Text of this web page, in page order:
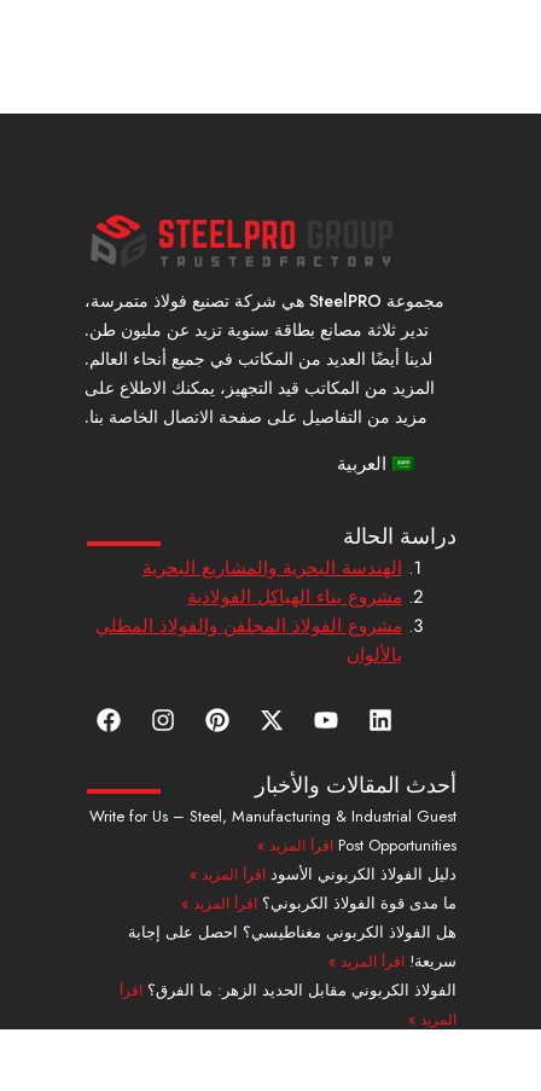
مجموعة SteelPRO هي شركة تصنيع فولاذ متمرسة،
تدير ثلاثة مصانع بطاقة سنوية تزيد عن مليون طن.
لدينا أيضًا العديد من المكاتب في جميع أنحاء العالم.
المزيد من المكاتب قيد التجهيز، يمكنك الاطلاع على
مزيد من التفاصيل على صفحة الاتصال الخاصة بنا.
العربية
دراسة الحالة
الهندسة البحرية والمشاريع البحرية
مشروع بناء الهياكل الفولاذية
مشروع الفولاذ المجلفن والفولاذ المطلي
بالألوان
ل
ي
ك
د
إ
ن
ي
و
ي
و
ب
إ
ك
-
ت
و
ي
ت
ر
ب
ي
ي
ت
ا
ن
ج
ر
ف
ي
و
ك
أحدث المقالات والأخبار
Write for Us – Steel, Manufacturing & Industrial Guest
Post Opportunities اقرأ المزيد »
دليل الفولاذ الكربوني الأسود اقرأ المزيد »
ما مدى قوة الفولاذ الكربوني؟ اقرأ المزيد »
هل الفولاذ الكربوني مغناطيسي؟ احصل على إجابة
سريعة! اقرأ المزيد »
الفولاذ الكربوني مقابل الحديد الزهر: ما الفرق؟ اقرأ
المزيد »